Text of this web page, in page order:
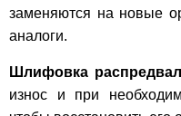
заменяются на новые
аналоги.
Шлифовка
износ и при